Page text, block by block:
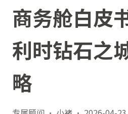
商务舱白皮
利时钻石之
略